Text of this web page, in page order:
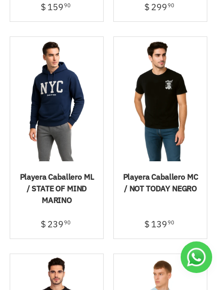
$ 15990 $ 29990
Playera Caballero ML
/ STATE OF MIND
MARINO
$ 23990
Playera Caballero MC
/ NOT TODAY NEGRO
$ 13990